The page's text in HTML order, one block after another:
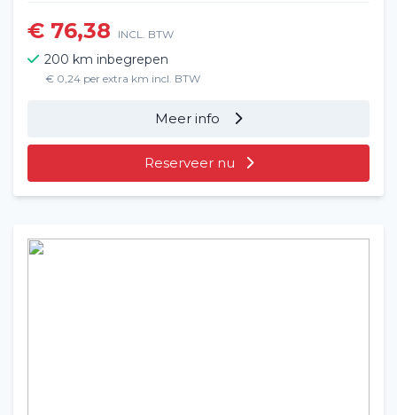
€ 76,38 INCL. BTW
200 km inbegrepen
€ 0,24 per extra km incl. BTW
Meer info
Reserveer nu